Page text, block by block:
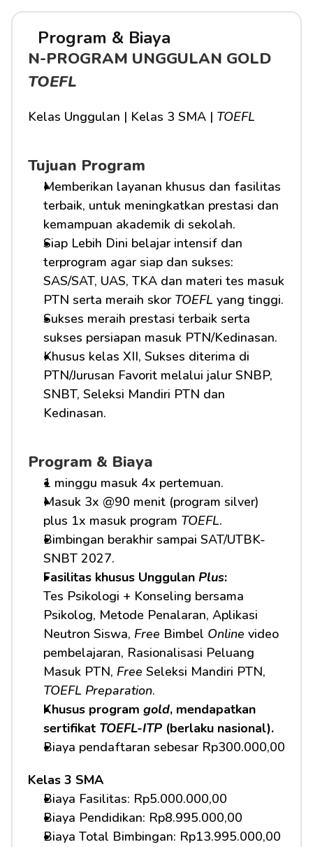
Program & Biaya
TOEFL
Kelas Unggulan | Kelas 3 SMA | TOEFL
Tujuan Program
Memberikan layanan khusus dan fasilitas
terbaik, untuk meningkatkan prestasi dan
kemampuan akademik di sekolah.
Siap Lebih Dini belajar intensif dan
terprogram agar siap dan sukses:
SAS/SAT, UAS, TKA dan materi tes masuk
PTN serta meraih skor TOEFL yang tinggi.
Sukses meraih prestasi terbaik serta
sukses persiapan masuk PTN/Kedinasan.
Khusus kelas XII, Sukses diterima di
PTN/Jurusan Favorit melalui jalur SNBP,
SNBT, Seleksi Mandiri PTN dan
Kedinasan.
Program & Biaya
1 minggu masuk 4x pertemuan.
Masuk 3x @90 menit (program silver)
plus 1x masuk program TOEFL.
Bimbingan berakhir sampai SAT/UTBK-
SNBT 2027.
Fasilitas khusus Unggulan Plus:
Tes Psikologi + Konseling bersama
Psikolog, Metode Penalaran, Aplikasi
Neutron Siswa, Free Bimbel Online video
pembelajaran, Rasionalisasi Peluang
Masuk PTN, Free
TOEFL Preparation.
Khusus program gold, mendapatkan
sertifikat TOEFL-ITP (berlaku nasional).
Biaya pendaftaran sebesar Rp300.000,00
Kelas 3 SMA
Biaya Fasilitas: Rp5.000.000,00
Biaya Pendidikan: Rp8.995.000,00
Biaya Total Bimbingan: Rp13.995.000,00